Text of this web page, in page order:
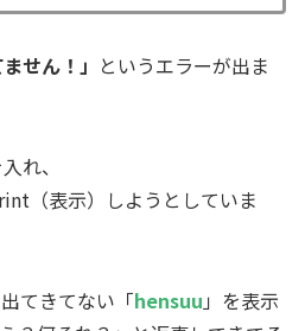
せん！ 」 というエラーが出ま
れ、
（表示）しようとしていま
てきてない「hensuu 」を表示